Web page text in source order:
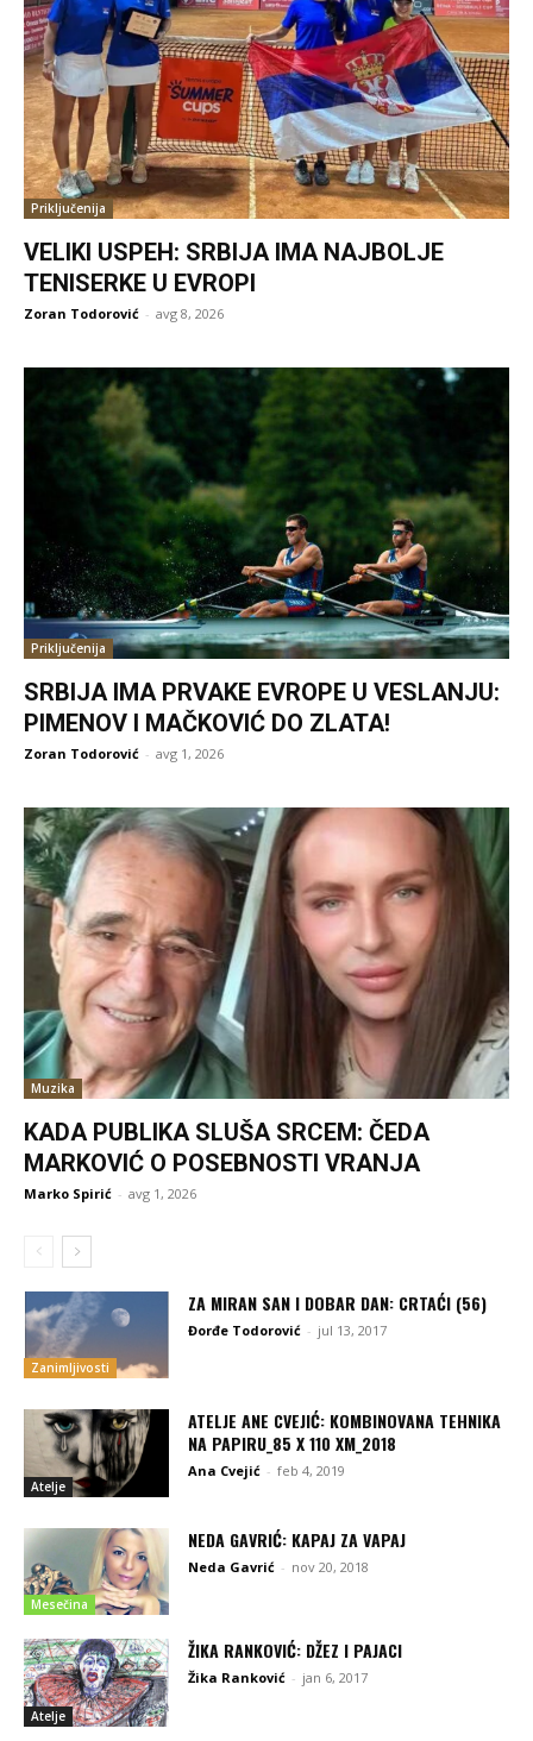
Priključenija
VELIKI USPEH: SRBIJA IMA NAJBOLJE
TENISERKE U EVROPI
Zoran Todorović - avg 8, 2026
Priključenija
SRBIJA IMA PRVAKE EVROPE U VESLANJU:
PIMENOV I MAČKOVIĆ DO ZLATA!
Zoran Todorović - avg 1, 2026
Muzika
KADA PUBLIKA SLUŠA SRCEM: ČEDA
MARKOVIĆ O POSEBNOSTI VRANJA
Marko Spirić - avg 1, 2026
Zanimljivosti
ZA MIRAN SAN I DOBAR DAN: CRTAĆI (56)
Đorđe Todorović - jul 13, 2017
Atelje
ATELJE ANE CVEJIĆ: KOMBINOVANA TEHNIKA
NA PAPIRU_85 X 110 XM_2018
Ana Cvejić - feb 4, 2019
Mesečina
NEDA GAVRIĆ: KAPAJ ZA VAPAJ
Neda Gavrić - nov 20, 2018
Atelje
ŽIKA RANKOVIĆ: DŽEZ I PAJACI
Žika Ranković - jan 6, 2017